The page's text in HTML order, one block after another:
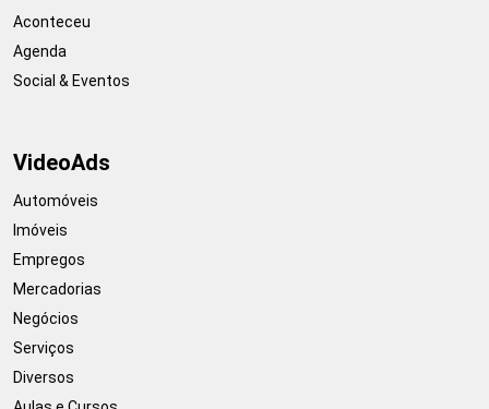
Aconteceu
Agenda
Social & Eventos
VideoAds
Automóveis
Imóveis
Empregos
Mercadorias
Negócios
Serviços
Diversos